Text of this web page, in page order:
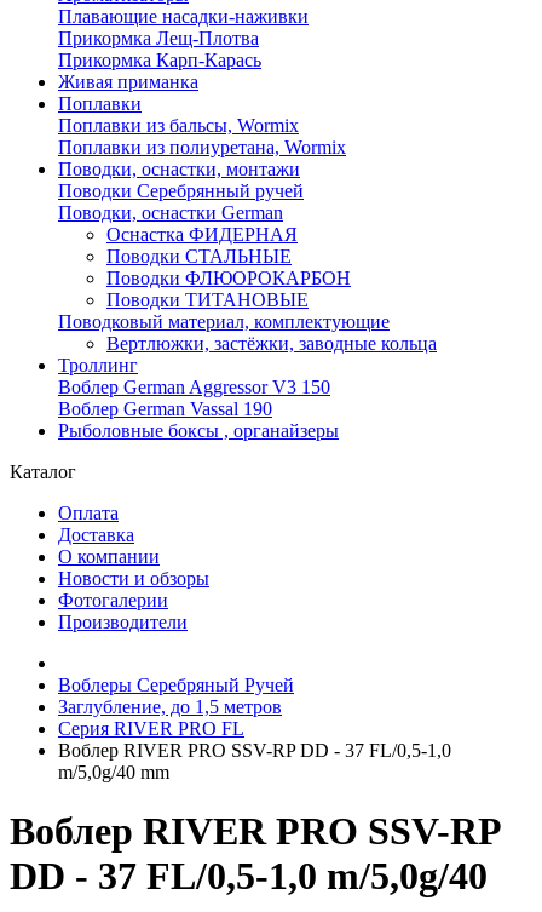
Плавающие насадки-наживки
Прикормка Лещ-Плотва
Прикормка Карп-Карась
Живая приманка
Поплавки
Поплавки из бальсы, Wormix
Поплавки из полиуретана, Wormix
Поводки, оснастки, монтажи
Поводки Серебрянный ручей
Поводки, оснастки German
Оснастка ФИДЕРНАЯ
Поводки СТАЛЬНЫЕ
Поводки ФЛЮОРОКАРБОН
Поводки ТИТАНОВЫЕ
Поводковый материал, комплектующие
Вертлюжки, застёжки, заводные кольца
Троллинг
Воблер German Aggressor V3 150
Воблер German Vassal 190
Рыболовные боксы , органайзеры
Каталог
Оплата
Доставка
О компании
Новости и обзоры
Фотогалерии
Производители
Воблеры Серебряный Ручей
Заглубление, до 1,5 метров
Серия RIVER PRO FL
Воблер RIVER PRO SSV-RP DD - 37 FL/0,5-1,0
m/5,0g/40 mm
Воблер RIVER PRO SSV-RP
DD - 37 FL/0,5-1,0 m/5,0g/40